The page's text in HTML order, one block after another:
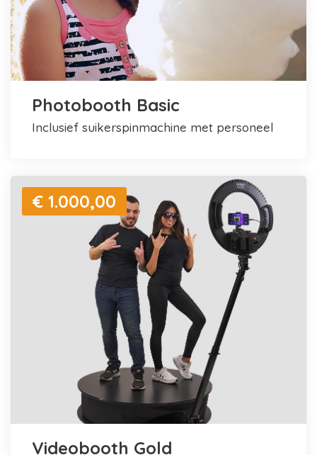
Photobooth Basic
inclusief suikerspinmachine met personeel
€ 1.000,00
Videobooth Gold